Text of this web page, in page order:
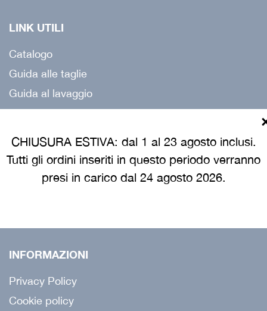
CHIUSURA ESTIVA: dal 1 al 23 agosto inclusi.
Tutti gli ordini inseriti in questo periodo verranno
presi in carico dal 24 agosto 2026.
LINK UTILI
Catalogo
Guida alle taglie
Guida al lavaggio
Guida all'acquisto
Servizio campionatura
INFORMAZIONI
Privacy Policy
Cookie policy